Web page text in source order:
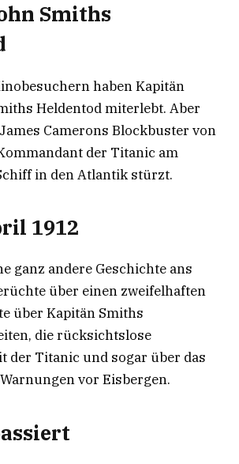
Smiths
haben Kapitän
Heldentod miterlebt. Aber
Camerons Blockbuster von
der Titanic am
in den Atlantik stürzt.
1912
ganz andere Geschichte ans
über einen zweifelhaften
über Kapitän Smiths
die rücksichtslose
der Titanic und sogar über das
vor Eisbergen.